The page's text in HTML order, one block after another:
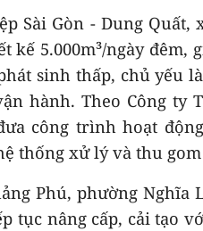
Sài Gòn - Dung
kế 5.000m³/ngày đêm,
sinh thấp, chủ yếu
hành. Theo Công
đưa công trình hoạt
thống xử lý và thu
Phú, phường
tục nâng cấp, cải tạo